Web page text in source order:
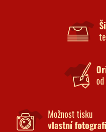
Možnost tisku
vlastní